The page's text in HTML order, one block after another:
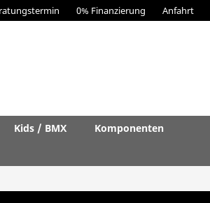
0% Finanzierung Anfahrt
Kids / BMX
Komponenten